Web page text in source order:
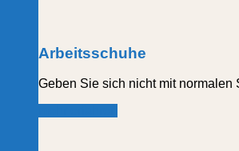
Arbeitsschuhe
Geben Sie sich nicht mit